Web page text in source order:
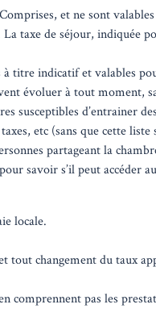
et ne sont
taxe de séjour, indiquée
titre indicatif et valables
évoluer à tout moment,
susceptibles d’entrainer
etc (sans que cette
partageant la
savoir s’il peut accéder
locale.
tout changement du taux
comprennent pas les